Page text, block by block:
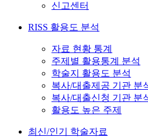
신고센터
RISS 활용도 분석
자료 현황 통계
주제별 활용통계 분석
학술지 활용도 분석
복사/대출제공 기관 분
복사/대출신청 기관 분
활용도 높은 주제
최신/인기 학술자료